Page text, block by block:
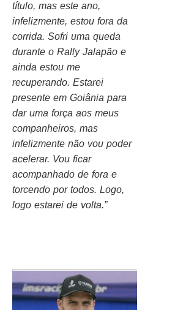
título, mas este ano,
infelizmente, estou fora da
corrida. Sofri uma queda
durante o Rally Jalapão e
ainda estou me
recuperando. Estarei
presente em Goiânia para
dar uma força aos meus
companheiros, mas
infelizmente não vou poder
acelerar. Vou ficar
acompanhado de fora e
torcendo por todos. Logo,
logo estarei de volta.”